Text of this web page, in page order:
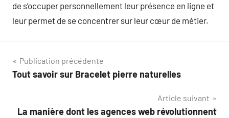
de s’occuper personnellement leur présence en ligne et
leur permet de se concentrer sur leur cœur de métier.
Navigation
de
Publication précédente
Tout savoir sur Bracelet pierre naturelles
Article suivant
La manière dont les agences web révolutionnent